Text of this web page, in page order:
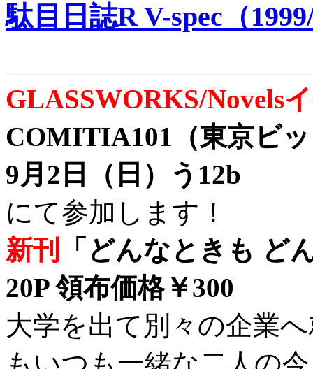
駄目日誌R V-spec（
GLASSWORKS/Novels
COMITIA101（東京ビ
9月2日（日）う12b
にて参加します！
新刊
「どんなときも ど
20P 領布価格￥300
大学を出て別々の企業